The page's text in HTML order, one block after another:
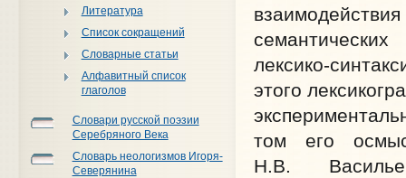
Литература
Список сокращений
Словарные статьи
Алфавитный список
глаголов
Словари русской поэзии
Серебряного Века
Словарь неологизмов Игоря-
Северянина
лексико-
этого
том его
Н.В.